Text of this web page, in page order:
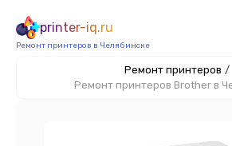
printer-iq.ru
Ремонт принтеров в Челябинске
Ремонт принтеров /
Ремонт принтеров Brother в